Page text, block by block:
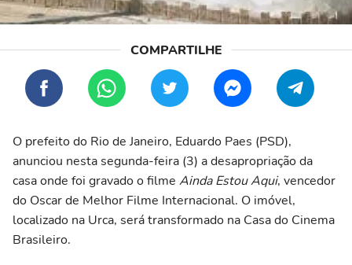
O prefeito do Rio de Janeiro, Eduardo Paes (PSD),
anunciou nesta segunda-feira (3) a desapropriação da
casa onde foi gravado o filme Ainda Estou Aqui, vencedor
do Oscar de Melhor Filme Internacional. O imóvel,
localizado na Urca, será transformado na Casa do Cinema
Brasileiro.